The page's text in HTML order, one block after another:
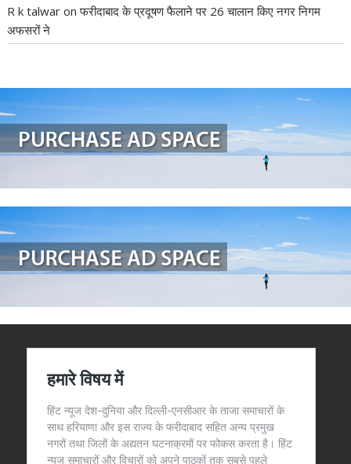
R k talwar onफरीदाबाद के प्रदूषण फैलाने पर 26 चालान किए नगर निगम
अफसरों ने